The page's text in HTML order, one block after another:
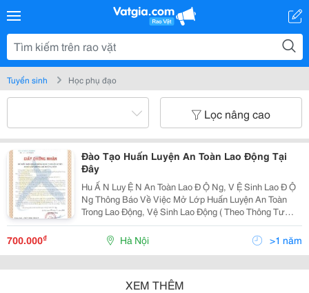
Tuyển sinh Học phụ đạo
Lọc nâng cao
Đào Tạo Huấn Luyện An Toàn Lao Động Tại
Đây
Hu Ấ N Luy Ệ N An Toàn Lao Đ Ộ Ng, V Ệ Sinh Lao Đ Ộ
Ng Thông Báo Về Việc Mở Lớp Huấn Luyện An Toàn
Trong Lao Động, Vệ Sinh Lao Động ( Theo Thông Tư
27/2013/Tt-Blđtbxh Ngày 18 Tháng 10 Năm 2013 ) Công
Ty Cp Giáo Dục Việt Nam
700.000₫ Hà Nội >1 năm
XEM THÊM